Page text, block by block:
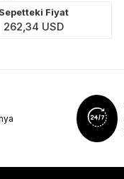
Fiyat
262,34 USD